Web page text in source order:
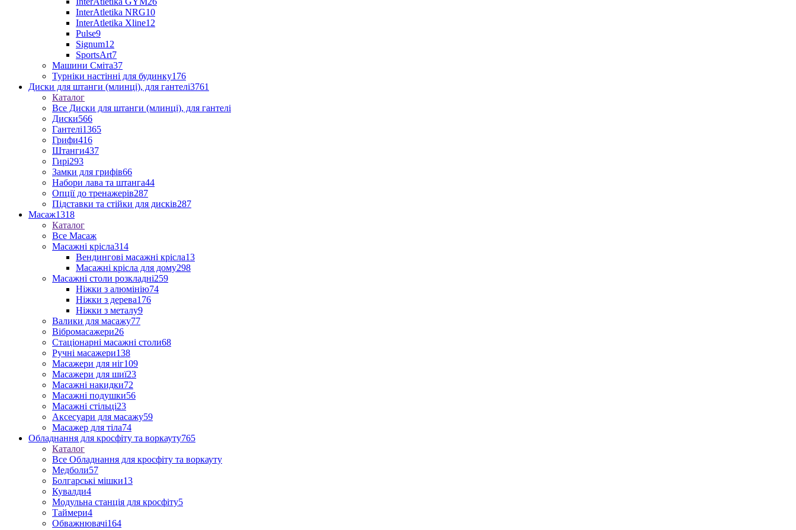
InterAtletika NRG10
InterAtletika Xline12
Pulse9
Signum12
SportsArt7
Машини Сміта37
Турніки настінні для будинку176
Диски для штанги (млинці), для гантелі3761
Каталог
Все Диски для штанги (млинці), для гантелі
Диски566
Гантелі1365
Грифи416
Штанги437
Гирі293
Замки для грифів66
Набори лава та штанга44
Опції до тренажерів287
Підставки та стійки для дисків287
Масаж1318
Каталог
Все Масаж
Масажні крісла314
Вендингові масажні крісла13
Масажні крісла для дому298
Масажні столи розкладні259
Ніжки з алюмінію74
Ніжки з дерева176
Ніжки з металу9
Валики для масажу77
Вібромасажери26
Стаціонарні масажні столи68
Ручні масажери138
Масажери для ніг109
Масажери для шиї23
Масажні накидки72
Масажні подушки56
Масажні стільці23
Аксесуари для масажу59
Масажер для тіла74
Обладнання для кросфіту та воркауту765
Каталог
Все Обладнання для кросфіту та воркауту
Медболи57
Болгарські мішки13
Кувалди4
Модульна станція для кросфіту5
Таймери4
Обважнювачі164